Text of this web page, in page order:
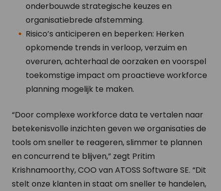
onderbouwde strategische keuzes en
organisatiebrede afstemming.
Risico’s anticiperen en beperken: Herken
opkomende trends in verloop, verzuim en
overuren, achterhaal de oorzaken en voorspel
toekomstige impact om proactieve workforce
planning mogelijk te maken.
“Door complexe workforce data te vertalen naar
betekenisvolle inzichten geven we organisaties de
tools om sneller te reageren, slimmer te plannen
en concurrend te blijven,” zegt Pritim
Krishnamoorthy, COO van ATOSS Software SE. “Dit
stelt onze klanten in staat om sneller te handelen,